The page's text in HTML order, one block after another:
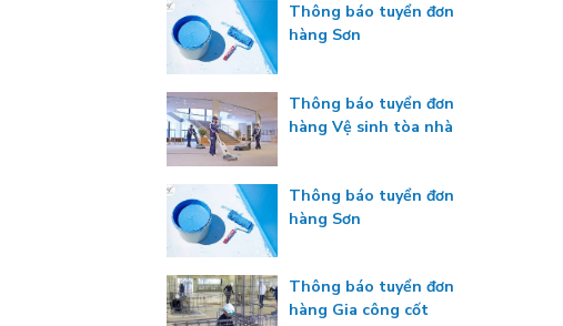
Thông báo tuyển đơn
hàng Sơn
Thông báo tuyển đơn
hàng Vệ sinh tòa nhà
Thông báo tuyển đơn
hàng Sơn
Thông báo tuyển đơn
hàng Gia công cốt